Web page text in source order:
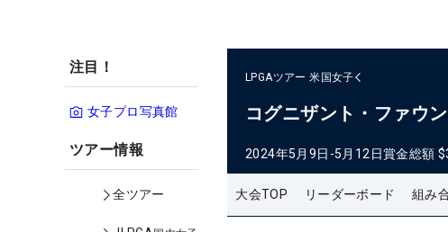
注目！
女子プロ写真館
ツアー情報
全ツアー
LPGAツアー 米国女子
コグニザント・ファウ
2024年5月9日-5月12日賞金総額
大会TOP リーダーボード 組み